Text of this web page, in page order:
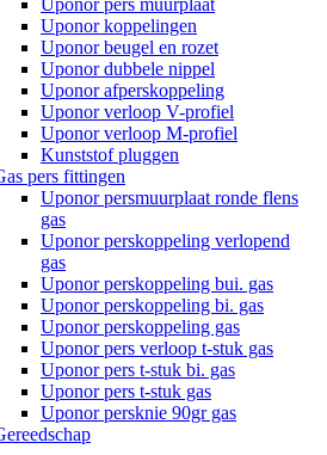
Uponor pers muurplaat
Uponor koppelingen
Uponor beugel en rozet
Uponor dubbele nippel
Uponor afperskoppeling
Uponor verloop V-profiel
Uponor verloop M-profiel
Kunststof pluggen
pers fittingen
Uponor persmuurplaat ronde flens
gas
Uponor perskoppeling verlopend
gas
Uponor perskoppeling bui. gas
Uponor perskoppeling bi. gas
Uponor perskoppeling gas
Uponor pers verloop t-stuk gas
Uponor pers t-stuk bi. gas
Uponor pers t-stuk gas
Uponor persknie 90gr gas